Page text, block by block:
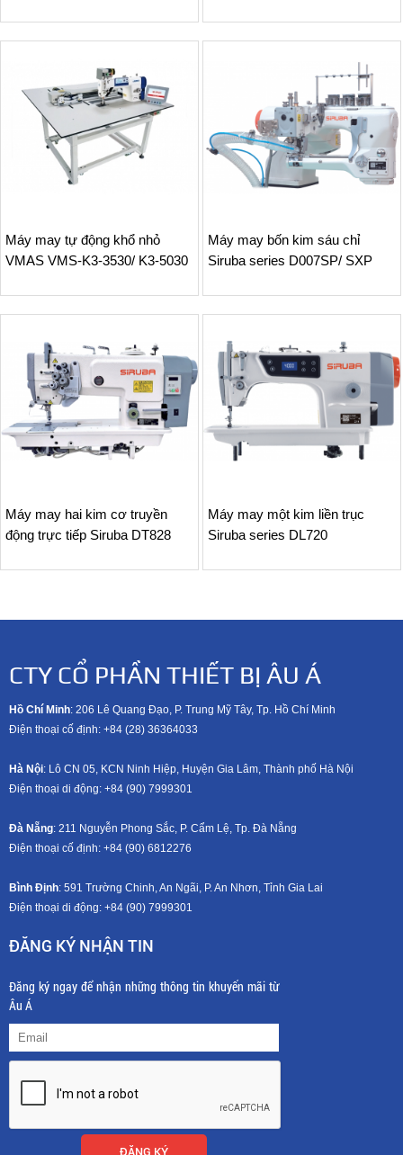
Máy may tự động khổ nhỏ
VMAS VMS-K3-3530/ K3-5030
Máy may bốn kim sáu chỉ
Siruba series D007SP/ SXP
Máy may hai kim cơ truyền
động trực tiếp Siruba DT828
Máy may một kim liền trục
Siruba series DL720
CTY CỔ PHẦN THIẾT BỊ ÂU Á
Hồ Chí Minh: 206 Lê Quang Đạo, P. Trung Mỹ Tây, Tp. Hồ Chí Minh
Điện thoại cố định: +84 (28) 36364033
Hà Nội: Lô CN 05, KCN Ninh Hiệp, Huyện Gia Lâm, Thành phố Hà Nội
Điện thoại di động: +84 (90) 7999301
Đà Nẵng: 211 Nguyễn Phong Sắc, P. Cẩm Lệ, Tp. Đà Nẵng
Điện thoại cố định: +84 (90) 6812276
Bình Định: 591 Trường Chinh, An Ngãi, P. An Nhơn, Tỉnh Gia Lai
Điện thoại di động: +84 (90) 7999301
ĐĂNG KÝ NHẬN TIN
Đăng ký ngay để nhận những thông tin khuyến mãi từ
Âu Á